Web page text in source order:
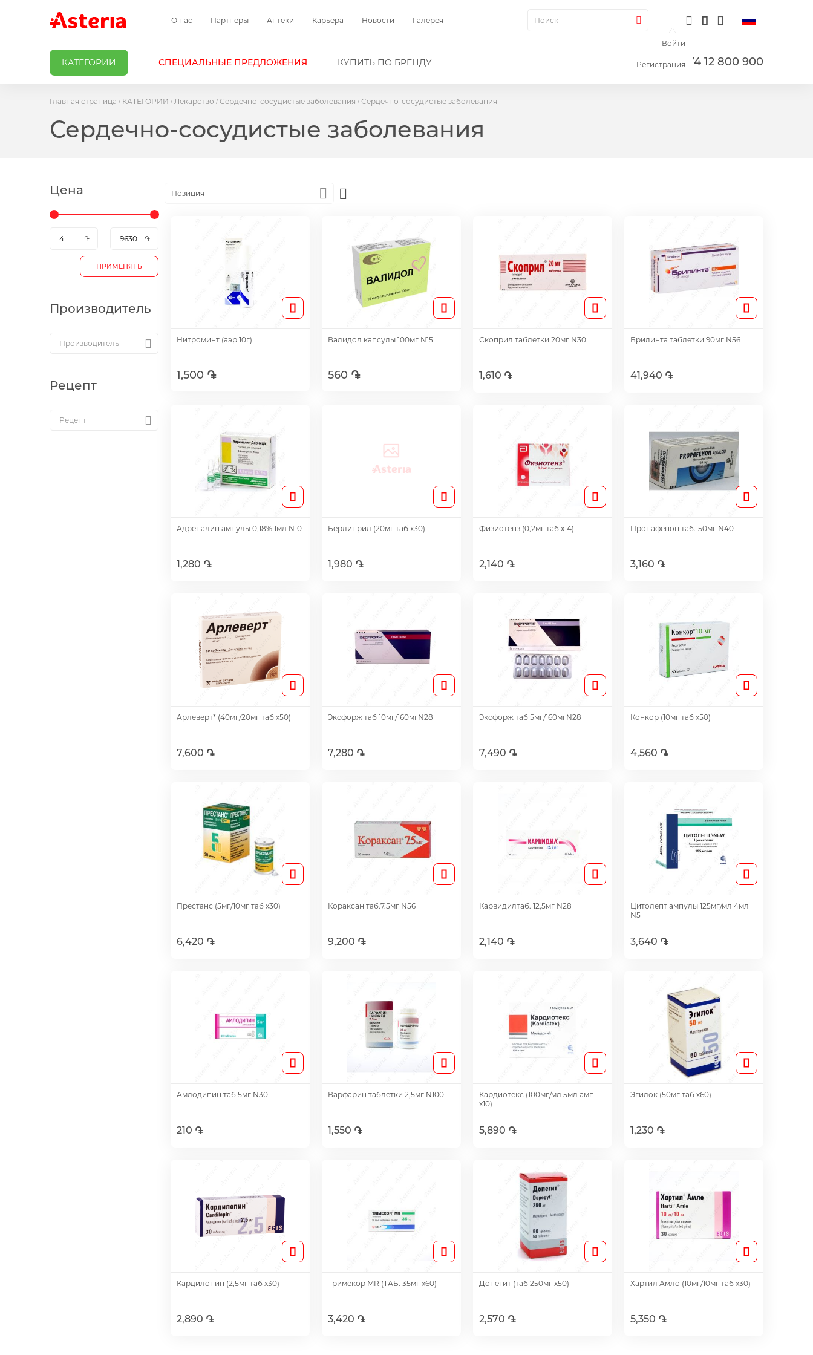
О нас Партнеры Аптеки Карьера Новости Галерея
+374 12 800 900
Войти
Регистрация
КАТЕГОРИИ СПЕЦИАЛЬНЫЕ ПРЕДЛОЖЕНИЯ КУПИТЬ ПО БРЕНДУ
Поиск
Главная страница КАТЕГОРИИ Лекарство Сердечно-сосудистые заболевания Сердечно-сосудистые заболевания
Сердечно-сосудистые заболевания
Цена
ПРИМЕНЯТЬ
Производитель
Рецепт
Позиция
Direction
Нитроминт (аэр 10г)
1,500 ֏
Валидол капсулы 100мг N15
560 ֏
Скоприл таблетки 20мг N30
1,610 ֏
Брилинта таблетки 90мг N56
41,940 ֏
Адреналин ампулы 0,18% 1мл N10
1,280 ֏
Берлиприл (20мг таб х30)
1,980 ֏
Физиотенз (0,2мг таб х14)
2,140 ֏
Пропафенон таб.150мг N40
3,160 ֏
Арлеверт* (40мг/20мг таб х50)
7,600 ֏
Эксфорж таб 10мг/160мгN28
7,280 ֏
Эксфорж таб 5мг/160мгN28
7,490 ֏
Конкор (10мг таб х50)
4,560 ֏
Престанс (5мг/10мг таб х30)
6,420 ֏
Кораксан таб.7.5мг N56
9,200 ֏
Карвидилтаб. 12,5мг N28
2,140 ֏
Цитолепт ампулы 125мг/мл 4мл
N5
3,640 ֏
Амлодипин таб 5мг N30
210 ֏
Варфарин таблетки 2,5мг N100
1,550 ֏
Кардиотекс (100мг/мл 5мл амп
х10)
5,890 ֏
Эгилок (50мг таб х60)
1,230 ֏
Кардилопин (2,5мг таб х30)
2,890 ֏
Тримекор MR (ТАБ. 35мг х60)
3,420 ֏
Допегит (таб 250мг х50)
2,570 ֏
Хартил Амло (10мг/10мг таб х30)
5,350 ֏